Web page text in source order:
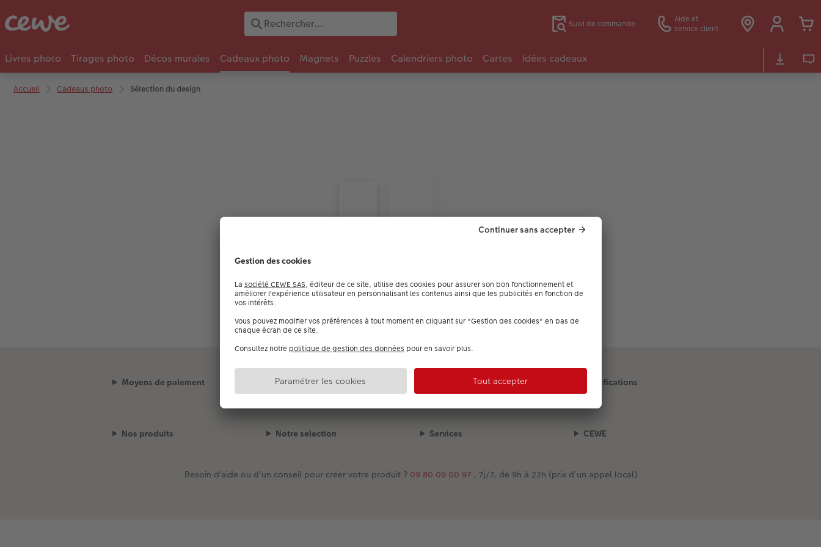
Suivi de commande
Aide et
service client
Livres photo Tirages photo Décos murales Cadeaux photo Magnets Puzzles Calendriers photo Cartes Idées cadeaux
Accueil Cadeaux photo Sélection du design
Moyens de paiement Mode de livraison Qualité et sécurité Certifications
Nos produits Notre selection Services CEWE
Besoin d'aide ou d'un conseil pour créer votre produit ? 09 80 09 00 97, 7j/7, de 9h à 22h (prix d’un appel local)